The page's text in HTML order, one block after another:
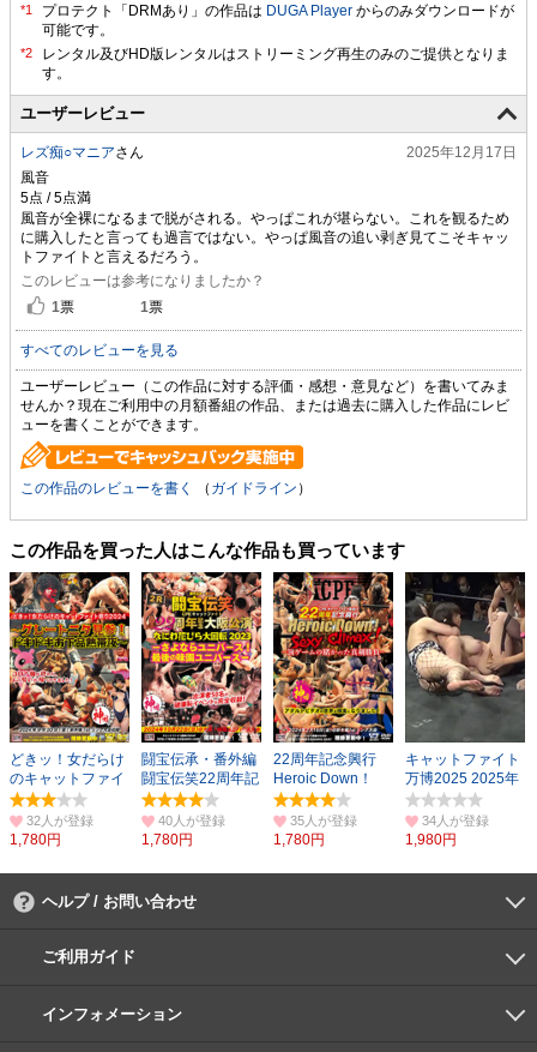
プロテクト「DRMあり」の作品は DUGA Player からのみダウンロードが
可能です。
ユーザーレビュー
レズ痴○マニアさん
2025年12月17日
風音
風音が全裸になるまで脱がされる。やっぱこれが堪らない。これを観るため
に購入したと言っても過言ではない。やっぱ風音の追い剥ぎ見てこそキャッ
トファイトと言えるだろう。
このレビューは参考になりましたか？
1票 1票
すべてのレビューを見る
ユーザーレビュー（この作品に対する評価・感想・意見など）を書いてみま
せんか？現在ご利用中の月額番組の作品、または過去に購入した作品にレビ
ューを書くことができます。
この作品のレビューを書く （ ガイドライン ）
この作品を買った人はこんな作品も買っています
どきッ！女だらけ
のキャットファイ
ト祭2024
32人
1,780円
闘宝伝承・番外編
闘宝伝笑22周年記
念大阪公演
40人
1,780円
22周年記念興行
Heroic Down！
Sexy Climax！
35人
1,780円
キャットファイト
万博2025 2025年
2月28日（金）
34人
1,980円
ヘルプ / お問い合わせ
よくあるご質問
ご利用環境
お支払い方法
パスワードの再設定
サポートセンター
ご利用ガイド
初めての方へ
会員登録の手順
作品購入の手順
動画再生の手順
検索のヒント
DUGA Player
インフォメーション